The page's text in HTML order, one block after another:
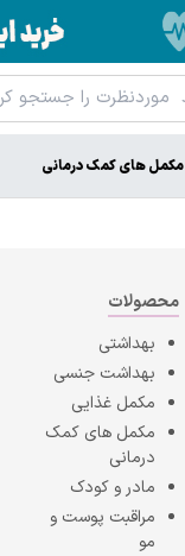
مکمل های کمک درمانی
محصولات
بهداشتی
بهداشت جنسی
مکمل غذایی
مکمل های کمک
درمانی
مادر و کودک
مراقبت پوست و
مو